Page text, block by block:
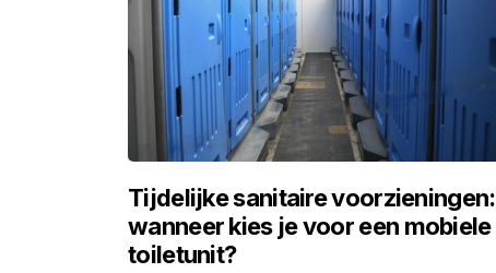
Tijdelijke sanitaire voorzieningen:
wanneer kies je voor een mobiele
toiletunit?